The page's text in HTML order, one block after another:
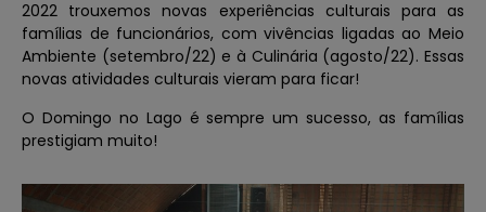
2022 trouxemos novas experiências culturais para as
famílias de funcionários, com vivências ligadas ao Meio
Ambiente (setembro/22) e à Culinária (agosto/22). Essas
novas atividades culturais vieram para ficar!
O Domingo no Lago é sempre um sucesso, as famílias
prestigiam muito!